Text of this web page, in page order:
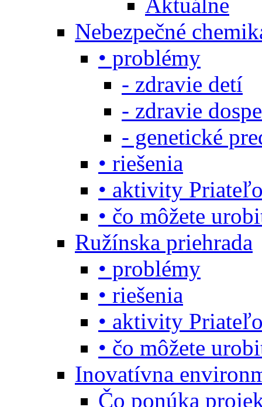
Nebezpečné
• problémy
- zdravie detí
- zdravie
- genetické
• riešenia
• aktivity
• čo môžete
Ružínska priehrada
• problémy
• riešenia
• aktivity
• čo môžete
Inovatívna
Čo ponúka